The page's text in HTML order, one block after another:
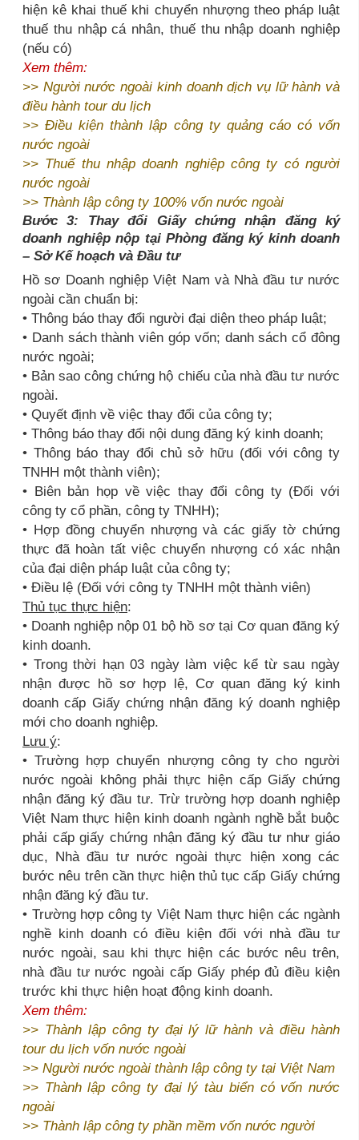
hiện kê khai thuế khi chuyển nhượng theo pháp luật
thuế thu nhập cá nhân, thuế thu nhập doanh nghiệp
(nếu có)
Xem thêm:
>> Người nước ngoài kinh doanh dịch vụ lữ hành và
điều hành tour du lịch
>>Điều kiện thành lập công ty quảng cáo có vốn
nước ngoài
>> Thuế thu nhập doanh nghiệp công ty có người
nước ngoài
>> Thành lập công ty 100% vốn nước ngoài
Bước 3: Thay đổi Giấy chứng nhận đăng ký
doanh nghiệp nộp tại Phòng đăng ký kinh doanh
– Sở Kế hoạch và Đầu tư
Hồ sơ Doanh nghiệp Việt Nam và Nhà đầu tư nước
ngoài cần chuẩn bị:
• Thông báo thay đổi người đại diện theo pháp luật;
• Danh sách thành viên góp vốn; danh sách cổ đông
nước ngoài;
• Bản sao công chứng hộ chiếu của nhà đầu tư nước
ngoài.
• Quyết định về việc thay đổi của công ty;
• Thông báo thay đổi nội dung đăng ký kinh doanh;
• Thông báo thay đổi chủ sở hữu (đối với công ty
TNHH một thành viên);
• Biên bản họp về việc thay đổi công ty (Đối với
công ty cổ phần, công ty TNHH);
• Hợp đồng chuyển nhượng và các giấy tờ chứng
thực đã hoàn tất việc chuyển nhượng có xác nhận
của đại diện pháp luật của công ty;
• Điều lệ (Đối với công ty TNHH một thành viên)
Thủ tục thực hiện:
• Doanh nghiệp nộp 01 bộ hồ sơ tại Cơ quan đăng ký
kinh doanh.
• Trong thời hạn 03 ngày làm việc kể từ sau ngày
nhận được hồ sơ hợp lệ, Cơ quan đăng ký kinh
doanh cấp Giấy chứng nhận đăng ký doanh nghiệp
mới cho doanh nghiệp.
Lưu ý:
• Trường hợp chuyển nhượng công ty cho người
nước ngoài không phải thực hiện cấp Giấy chứng
nhận đăng ký đầu tư. Trừ trường hợp doanh nghiệp
Việt Nam thực hiện kinh doanh ngành nghề bắt buộc
phải cấp giấy chứng nhận đăng ký đầu tư như giáo
dục, Nhà đầu tư nước ngoài thực hiện xong các
bước nêu trên cần thực hiện thủ tục cấp Giấy chứng
nhận đăng ký đầu tư.
• Trường hợp công ty Việt Nam thực hiện các ngành
nghề kinh doanh có điều kiện đối với nhà đầu tư
nước ngoài, sau khi thực hiện các bước nêu trên,
nhà đầu tư nước ngoài cấp Giấy phép đủ điều kiện
trước khi thực hiện hoạt động kinh doanh.
Xem thêm:
>> Thành lập công ty đại lý lữ hành và điều hành
tour du lịch vốn nước ngoài
>> Người nước ngoài thành lập công ty tại Việt Nam
>> Thành lập công ty đại lý tàu biển có vốn nước
ngoài
>> Thành lập công ty phần mềm vốn nước người